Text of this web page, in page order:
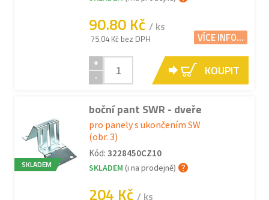
90.80 Kč / ks
75.04 Kč bez DPH VÍCE INFO...
+
-
KOUPIT
SKLADEM
boční pant SWR - dveře
pro panely s ukončením SW
(obr. 3)
Kód: 3228450CZ10
SKLADEM (i na prodejně)
204 Kč / ks